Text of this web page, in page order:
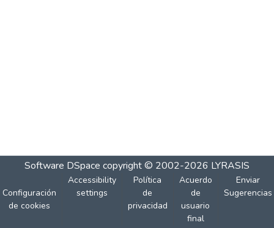
Software DSpace copyright © 2002-2026 LYRASIS
Configuración
de cookies
Accessibility
settings
Política
de
privacidad
Acuerdo
de
usuario
final
Enviar
Sugerencias